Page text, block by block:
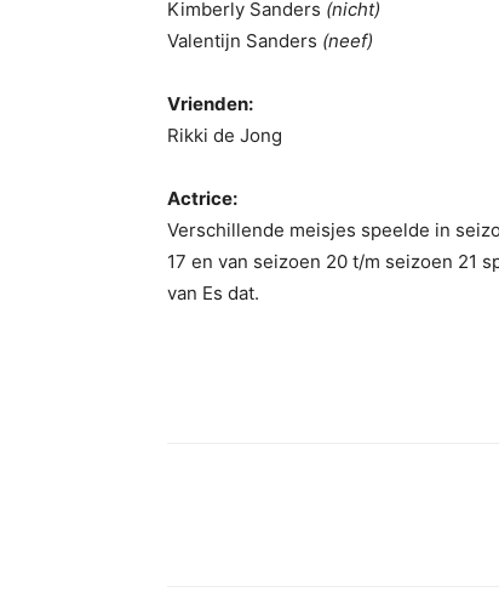
Kimberly Sanders (nicht)
Valentijn Sanders (neef)
Vrienden:
Rikki de Jong
Actrice:
Verschillende meisjes speelde in
17 en van seizoen 20 t/m seizoen 21
van Es dat.